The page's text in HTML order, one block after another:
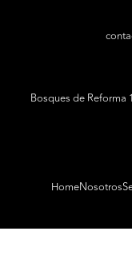
Bosques de Reforma
HomeNosotros